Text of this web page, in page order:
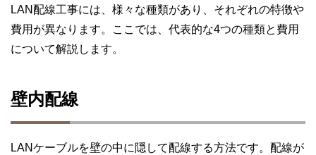
LAN配線工事には、様々な種類があり、それぞれの特徴や
費用が異なります。ここでは、代表的な4つの種類と費用
について解説します。
壁内配線
LANケーブルを壁の中に隠して配線する方法です。配線が